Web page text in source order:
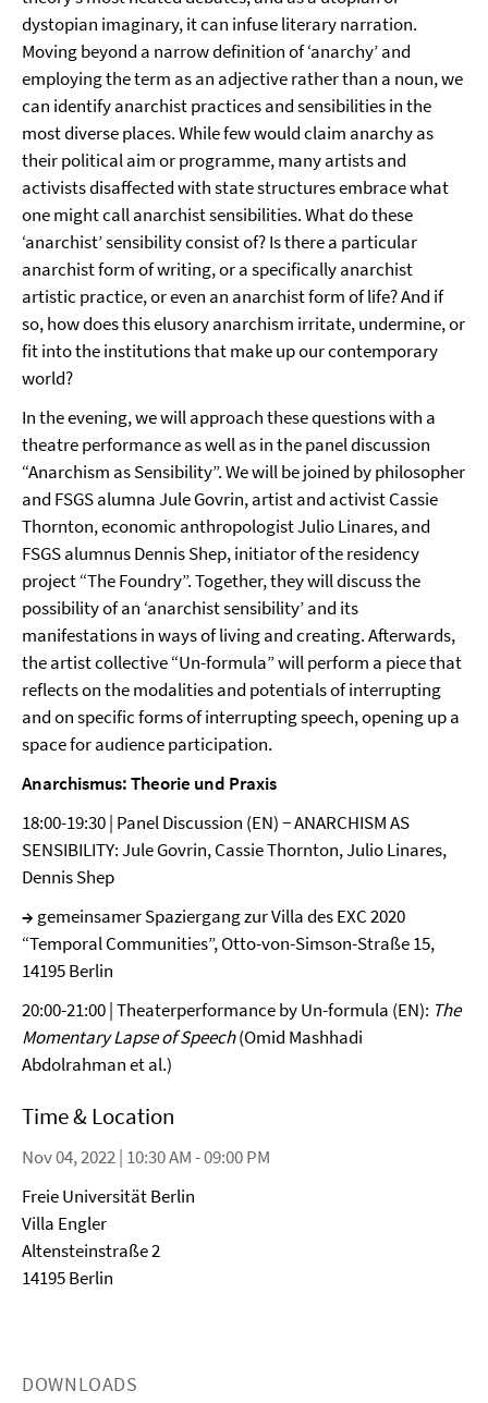
dystopian imaginary, it can infuse literary narration.
Moving beyond a narrow definition of ‘anarchy’ and
employing the term as an adjective rather than a noun, we
can identify anarchist practices and sensibilities in the
most diverse places. While few would claim anarchy as
their political aim or programme, many artists and
activists disaffected with state structures embrace what
one might call anarchist sensibilities. What do these
‘anarchist’ sensibility consist of? Is there a particular
anarchist form of writing, or a specifically anarchist
artistic practice, or even an anarchist form of life? And if
so, how does this elusory anarchism irritate, undermine, or
fit into the institutions that make up our contemporary
world?
In the evening, we will approach these questions with a
theatre performance as well as in the panel discussion
“Anarchism as Sensibility”. We will be joined by philosopher
and FSGS alumna Jule Govrin, artist and activist Cassie
Thornton, economic anthropologist Julio Linares, and
FSGS alumnus Dennis Shep, initiator of the residency
project “The Foundry”. Together, they will discuss the
possibility of an ‘anarchist sensibility’ and its
manifestations in ways of living and creating. Afterwards,
the artist collective “Un-formula” will perform a piece that
reflects on the modalities and potentials of interrupting
and on specific forms of interrupting speech, opening up a
space for audience participation.
Anarchismus: Theorie und Praxis
18:00-19:30 | Panel Discussion (EN) − ANARCHISM AS
SENSIBILITY: Jule Govrin, Cassie Thornton, Julio Linares,
Dennis Shep
→ gemeinsamer Spaziergang zur Villa des EXC 2020
“Temporal Communities”, Otto-von-Simson-Straße 15,
14195 Berlin
20:00-21:00 | Theaterperformance by Un-formula (EN): The
Momentary Lapse of Speech(Omid Mashhadi
Abdolrahman et al.)
Time & Location
Nov 04, 2022 | 10:30 AM - 09:00 PM
Freie Universität Berlin
Villa Engler
Altensteinstraße 2
14195 Berlin
DOWNLOADS